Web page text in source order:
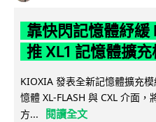
靠快閃記憶體紓緩
推 XL1 記憶體擴充
KIOXIA 發表全新記憶體擴充
憶體 XL-FLASH 與 CXL 介面
方...
閱讀全文